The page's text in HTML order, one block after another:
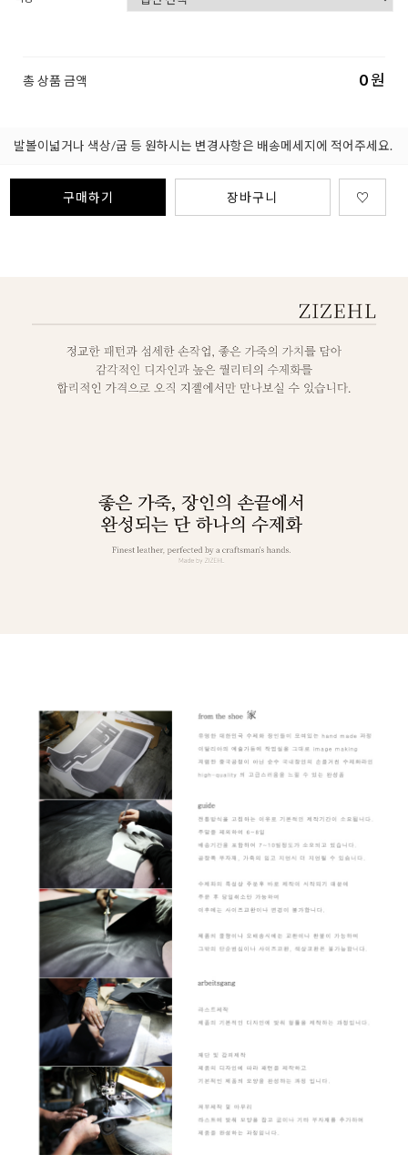
총 상품 금액 0원
발볼이넓거나 색상/굽 등 원하시는 변경사항은 배송메세지에 적어주세요.
구매하기 장바구니 ♡